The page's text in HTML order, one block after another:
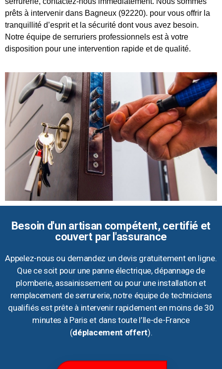
prêts à intervenir dans Bagneux (92220). pour vous offrir la
tranquillité d’esprit et la sécurité dont vous avez besoin.
Notre équipe de serruriers professionnels est à votre
disposition pour une intervention rapide et de qualité.
Besoin d'un artisan compétent, certifié et
couvert par l'assurance
Appelez-nous ou demandez un devis gratuitement en ligne.
Que ce soit pour une panne électrique, dépannage de
plomberie, assainissement ou pour une installation et
remplacement de serrurerie, notre équipe de techniciens
qualifiés est prête à intervenir rapidement en moins de 30
minutes à Paris et dans toute l’Ile-de-France
(déplacement offert).